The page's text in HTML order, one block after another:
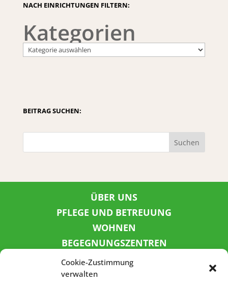
Cookie-Zustimmung
verwalten
NACH EINRICHTUNGEN FILTERN:
Kategorien
BEITRAG SUCHEN:
Suchen
ÜBER UNS
PFLEGE UND BETREUUNG
WOHNEN
BEGEGNUNGSZENTREN
KINDER UND JUGEND
KONTAKT